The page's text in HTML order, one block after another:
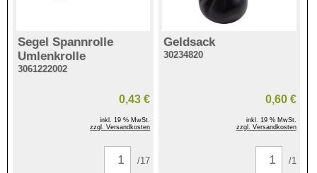
Segel Spannrolle
Umlenkrolle
3061222002
0,43 €
inkl. 19 % MwSt.
zzgl. Versandkosten
/17
Geldsack
30234820
0,60 €
inkl. 19 % MwSt.
zzgl. Versandkosten
/1